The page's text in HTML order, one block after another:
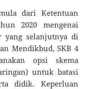
dari Ketentuan
2020 mengenai
yang selanjutnya di
Mendikbud, SKB 4
opsi skema
untuk batasi
didik. Keperluan